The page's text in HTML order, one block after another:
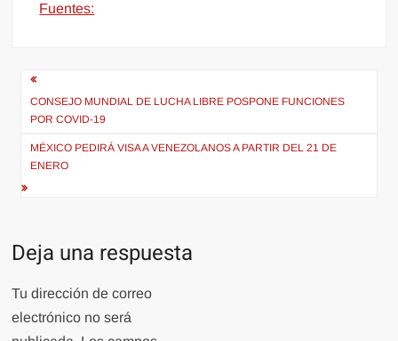
Fuentes:
Navegación
de
entradas
CONSEJO MUNDIAL DE LUCHA LIBRE POSPONE FUNCIONES
POR COVID-19
MÉXICO PEDIRÁ VISA A VENEZOLANOS A PARTIR DEL 21 DE
ENERO
Deja una respuesta
Tu dirección de correo
electrónico no será